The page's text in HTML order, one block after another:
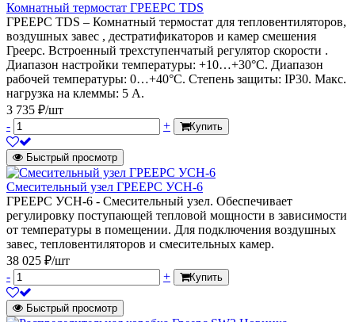
Комнатный термостат ГРЕЕРС TDS
ГРЕЕРС TDS – Комнатный термостат для тепловентиляторов,
воздушных завес , дестратификаторов и камер смешения
Греерс. Встроенный трехступенчатый регулятор скорости .
Диапазон настройки температуры: +10…+30°C. Диапазон
рабочей температуры: 0…+40°C. Степень защиты: IP30. Макс.
нагрузка на клеммы: 5 А.
3 735 ₽/шт
-
+ Купить
Быстрый просмотр
Смесительный узел ГРЕЕРС УСН-6
ГРЕЕРС УСН-6 - Смесительный узел. Обеспечивает
регулировку поступающей тепловой мощности в зависимости
от температуры в помещении. Для подключения воздушных
завес, тепловентиляторов и смесительных камер.
38 025 ₽/шт
-
+ Купить
Быстрый просмотр